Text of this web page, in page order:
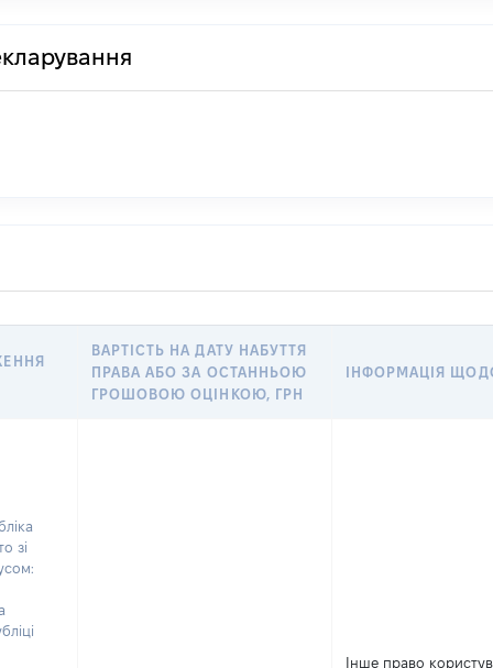
ВАРТІСТЬ НА ДАТУ НАБУТТЯ
ПРАВА АБО ЗА ОСТАННЬОЮ
ГРОШОВОЮ ОЦІНКОЮ, ГРН
ІНФОРМАЦІЯ
зі
Інше право